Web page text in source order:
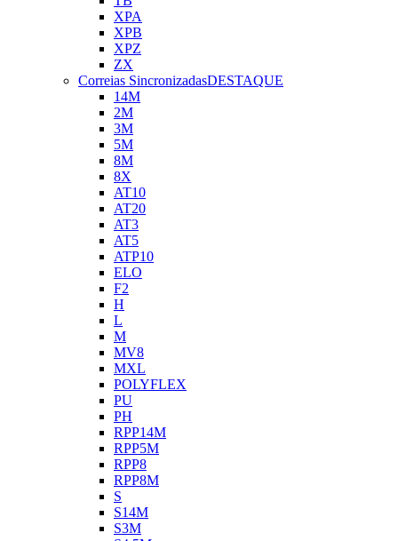
XPA
XPB
XPZ
ZX
Correias SincronizadasDESTAQUE
14M
2M
3M
5M
8M
8X
AT10
AT20
AT3
AT5
ATP10
ELO
F2
H
L
M
MV8
MXL
POLYFLEX
PU
PH
RPP14M
RPP5M
RPP8
RPP8M
S
S14M
S3M